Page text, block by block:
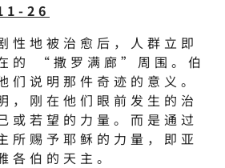
26
性地被治愈后，人群立即
的 “撒罗满廊”周围。伯
们说明那件奇迹的意义。
，刚在他们眼前发生的治
或若望的力量。而是通过
所赐予耶稣的力量，即亚
各伯的天主。